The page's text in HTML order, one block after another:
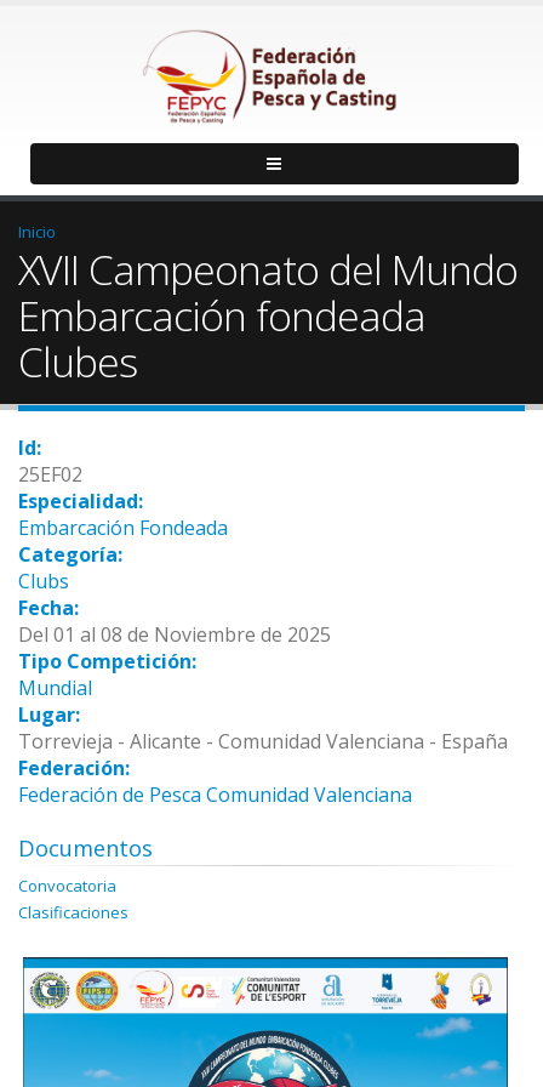
Inicio
XVII Campeonato del Mundo
Embarcación fondeada
Clubes
Id:
25EF02
Especialidad:
Embarcación Fondeada
Categoría:
Clubs
Fecha:
Del 01 al 08 de Noviembre de 2025
Tipo Competición:
Mundial
Lugar:
Torrevieja - Alicante - Comunidad Valenciana - España
Federación:
Federación de Pesca Comunidad Valenciana
Documentos
Convocatoria
Clasificaciones